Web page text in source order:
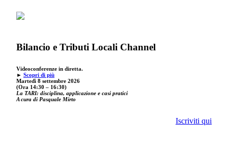
Bilancio e Tributi Locali Channel
Videoconferenze in diretta.
► Scopri di più
Martedì 8 settembre 2026
(Ora 14:30 – 16:30)
La TARI: disciplina, applicazione e casi pratici
A cura di Pasquale Mirto
Iscriviti qui